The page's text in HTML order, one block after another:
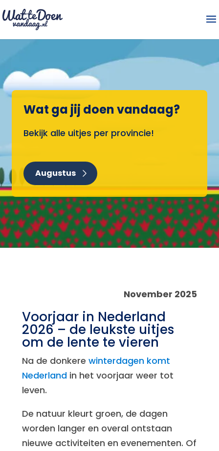
Wat ga jij doen vandaag?
Bekijk alle uitjes per provincie!
Augustus
November 2025
Voorjaar in Nederland
2026 – de leukste uitjes
om de lente te vieren
Na de donkere winterdagen komt
Nederlandin het voorjaar weer tot
leven.
De natuur kleurt groen, de dagen
worden langer en overal ontstaan
nieuwe activiteiten en evenementen. Of